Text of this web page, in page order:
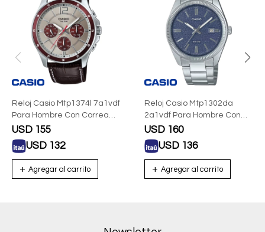
Reloj Casio Mtp1374l 7a1vdf
Para Hombre Con Correa
De Cuero
USD 155
USD 132
Reloj Casio Mtp1302da
2a1vdf Para Hombre Con
Correa De Acero
USD 160
USD 136